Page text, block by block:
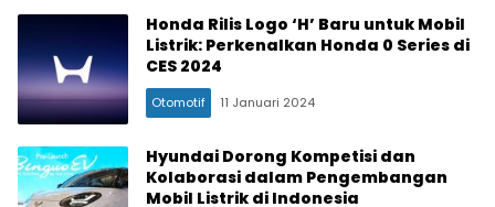
Honda Rilis Logo ‘H’ Baru untuk Mobil
Listrik: Perkenalkan Honda 0 Series di
CES 2024
Otomotif 11 Januari 2024
Hyundai Dorong Kompetisi dan
Kolaborasi dalam Pengembangan
Mobil Listrik di Indonesia